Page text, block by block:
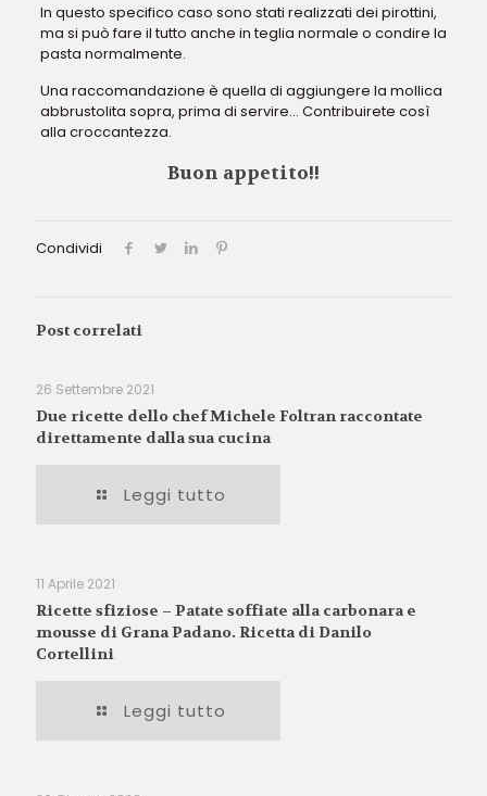
In questo specifico caso sono stati realizzati dei pirottini,
ma si può fare il tutto anche in teglia normale o condire la
pasta normalmente.
Una raccomandazione è quella di aggiungere la mollica
abbrustolita sopra, prima di servire… Contribuirete così
alla croccantezza.
Buon appetito!!
Condividi
Post correlati
26 Settembre 2021
Due ricette dello chef Michele Foltran raccontate
direttamente dalla sua cucina
Leggi tutto
11 Aprile 2021
Ricette sfiziose – Patate soffiate alla carbonara e
mousse di Grana Padano. Ricetta di Danilo
Cortellini
Leggi tutto